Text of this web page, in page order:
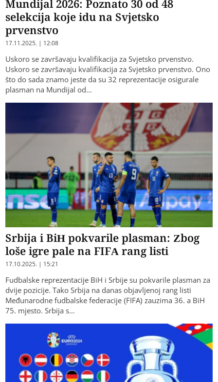
Mundijal 2026: Poznato 30 od 48
selekcija koje idu na Svjetsko
prvenstvo
17.11.2025. | 12:08
Uskoro se završavaju kvalifikacija za Svjetsko prvenstvo.
Uskoro se završavaju kvalifikacija za Svjetsko prvenstvo. Ono
što do sada znamo jeste da su 32 reprezentacije osigurale
plasman na Mundijal od…
Srbija i BiH pokvarile plasman: Zbog
loše igre pale na FIFA rang listi
17.10.2025. | 15:21
Fudbalske reprezentacije BiH i Srbije su pokvarile plasman za
dvije pozicije. Tako Srbija na danas objavljenoj rang listi
Međunarodne fudbalske federacije (FIFA) zauzima 36. a BiH
75. mjesto. Srbija s…